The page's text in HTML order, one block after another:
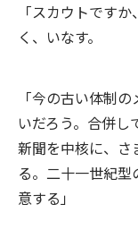
「スカウトです
く、いなす。
「今の古い体制
いだろう。合併
新聞を中核に、さ
る。二十一世紀
意する」